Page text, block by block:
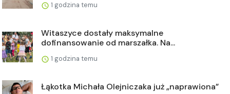
1 godzina temu
Witaszyce dostały maksymalne
dofinansowanie od marszałka. Na...
1 godzina temu
Łąkotka Michała Olejniczaka już „naprawiona”